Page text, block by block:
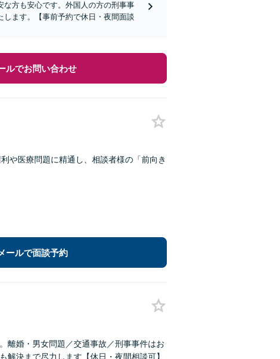
方も安心です。外国人の方の刑事事
ます。【事前予約で休日・夜間面談
ルでお問い合わせ
や医療問題に精通し、相談者様の「前向き
ールで面談予約
離婚・男女問題／交通事故／刑事事件はお
決まで尽力します【休日・夜間相談可】